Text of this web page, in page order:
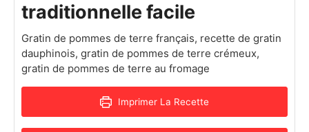
traditionnelle facile
Gratin de pommes de terre français, recette de gratin
dauphinois, gratin de pommes de terre crémeux,
gratin de pommes de terre au fromage
Imprimer La Recette